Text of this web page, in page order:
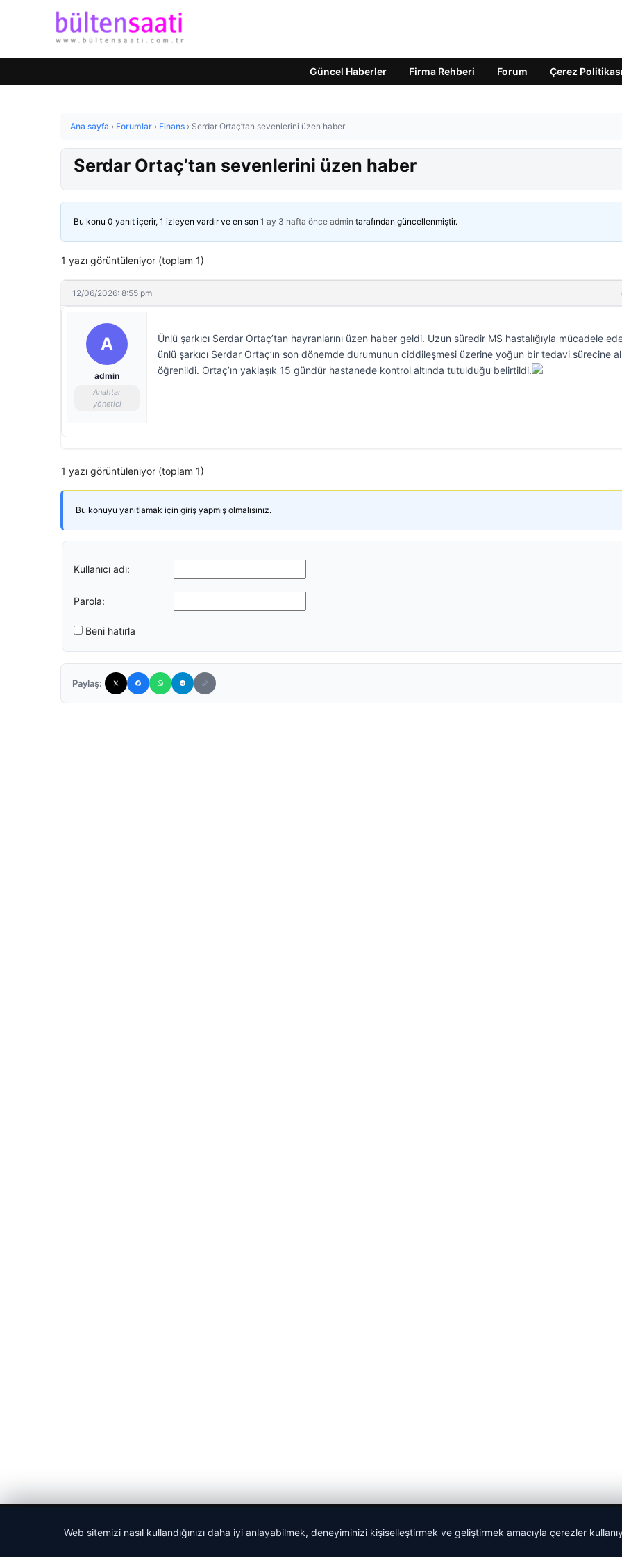
Güncel Haberler Firma Rehberi Forum Çerez Politikası
Ana sayfa › Forumlar › Finans › Serdar Ortaç’tan sevenlerini üzen haber
Serdar Ortaç’tan sevenlerini üzen haber
Bu konu 0 yanıt içerir, 1 izleyen vardır ve en son 1 ay 3 hafta önce admin tarafından güncellenmiştir.
1 yazı görüntüleniyor (toplam 1)
12/06/2026: 8:55 pm
A
admin
Anahtar
yönetici
Ünlü şarkıcı Serdar Ortaç’tan hayranlarını üzen haber geldi. Uzun süredir MS hastalığıyla mücadele
ünlü şarkıcı Serdar Ortaç’ın son dönemde durumunun ciddileşmesi üzerine yoğun bir tedavi sürecine
öğrenildi. Ortaç’ın yaklaşık 15 gündür hastanede kontrol altında tutulduğu belirtildi.
1 yazı görüntüleniyor (toplam 1)
Bu konuyu yanıtlamak için giriş yapmış olmalısınız.
Kullanıcı adı:
Parola:
Beni hatırla
Paylaş:
Web sitemizi nasıl kullandığınızı daha iyi anlayabilmek, deneyiminizi kişiselleştirmek ve geliştirmek amacıyla çerezler